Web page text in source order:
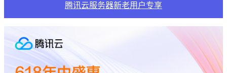
腾讯云服务器新老用户专享